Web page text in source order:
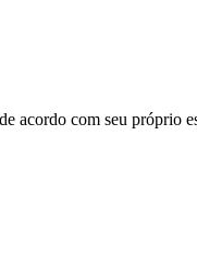
acordo com seu próprio